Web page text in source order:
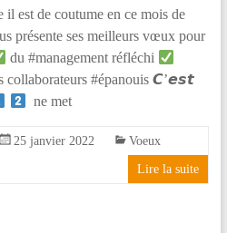
est de coutume en ce mois de
présente ses meilleurs vœux pour
du #management réfléchi
collaborateurs #épanouis 𝘾’𝙚𝙨𝙩
ne met
25 janvier 2022 Voeux
Lire la suite